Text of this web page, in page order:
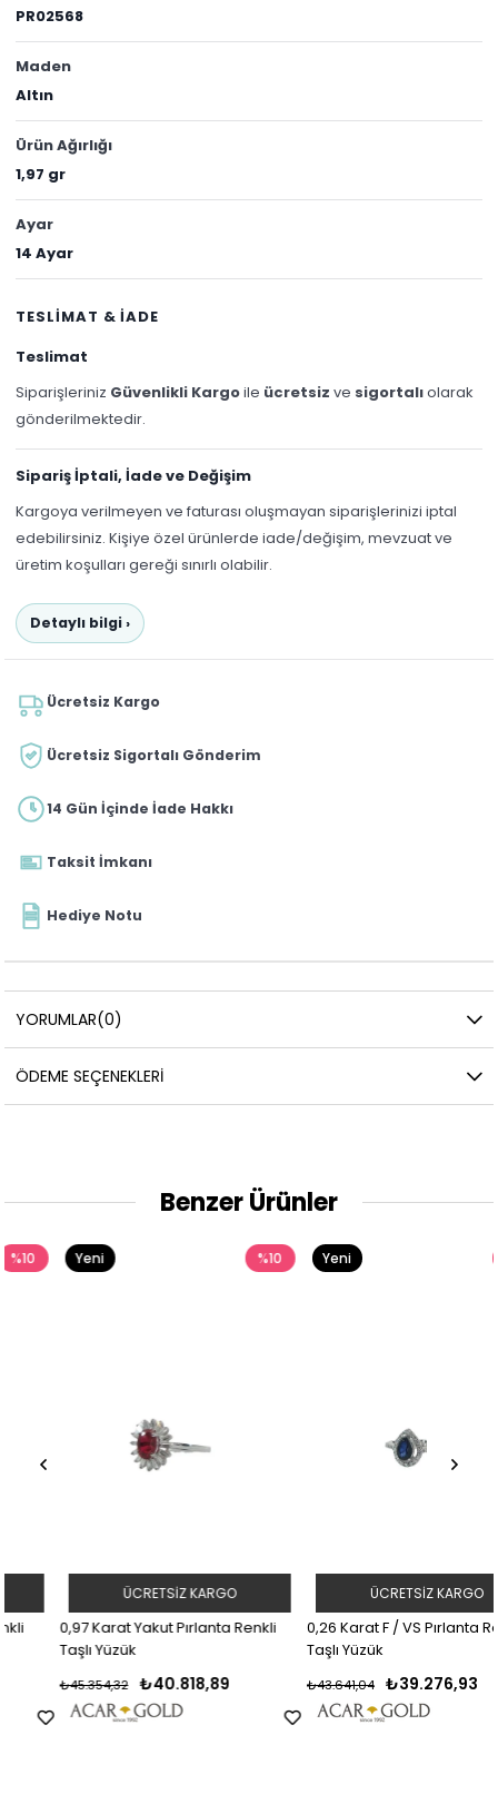
PR02568
Maden
Altın
Ürün Ağırlığı
1,97 gr
Ayar
14 Ayar
TESLİMAT & İADE
Teslimat
Siparişleriniz Güvenlikli Kargoile ücretsiz ve sigortalıolarak
gönderilmektedir.
Sipariş İptali, İade ve Değişim
Kargoya verilmeyen ve faturası oluşmayan siparişlerinizi iptal
edebilirsiniz. Kişiye özel ürünlerde iade/değişim, mevzuat ve
üretim koşulları gereği sınırlı olabilir.
Detaylı bilgi ›
Ücretsiz Kargo
Ücretsiz Sigortalı Gönderim
14 Gün İçinde İade Hakkı
Taksit İmkanı
Hediye Notu
YORUMLAR(0)
ÖDEME SEÇENEKLERI
Benzer Ürünler
0,97 Karat Yakut Pırlanta Renkli
Taşlı Yüzük
₺40.818,89
₺45.354,32
ÜCRETSIZ KARGO
Yeni
0,26 Karat F / VS Pırlanta Renkli
Taşlı Yüzük
₺39.276,93
₺43.641,04
ÜCRETSIZ KARGO
Yeni